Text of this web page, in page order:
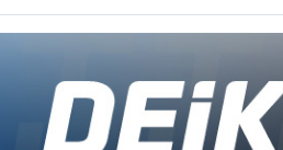
Türkiye - Portekiz İş Konseyi
7. TÜRKİYE-AZERBAYCAN-GÜRCİSTAN İŞ